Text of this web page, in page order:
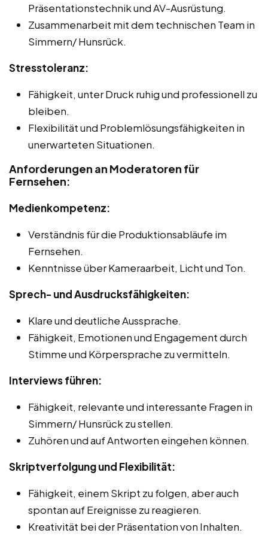
Präsentationstechnik und AV-Ausrüstung.
Zusammenarbeit mit dem technischen Team in
Simmern/ Hunsrück.
Stresstoleranz:
Fähigkeit, unter Druck ruhig und professionell zu
bleiben.
Flexibilität und Problemlösungsfähigkeiten in
unerwarteten Situationen.
Anforderungen an Moderatoren für
Fernsehen:
Medienkompetenz:
Verständnis für die Produktionsabläufe im
Fernsehen.
Kenntnisse über Kameraarbeit, Licht und Ton.
Sprech- und Ausdrucksfähigkeiten:
Klare und deutliche Aussprache.
Fähigkeit, Emotionen und Engagement durch
Stimme und Körpersprache zu vermitteln.
Interviews führen:
Fähigkeit, relevante und interessante Fragen in
Simmern/ Hunsrück zu stellen.
Zuhören und auf Antworten eingehen können.
Skriptverfolgung und Flexibilität:
Fähigkeit, einem Skript zu folgen, aber auch
spontan auf Ereignisse zu reagieren.
Kreativität bei der Präsentation von Inhalten.